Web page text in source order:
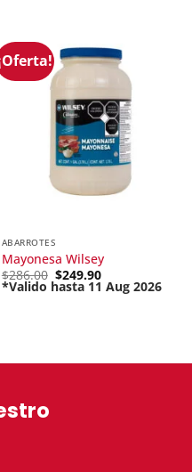
ABARROTES
Mayonesa Wilsey
$286.00 Original
price
was:
$249.90
*Valido hasta 11 Aug 2026
Current